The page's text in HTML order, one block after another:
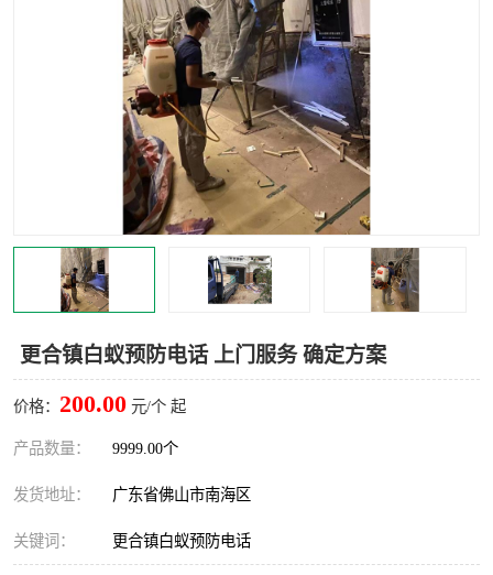
更合镇白蚁预防电话 上门服务 确定方案
价格： 200.00 元/个 起
产品数量： 9999.00个
发货地址： 广东省佛山市南海区
关键词： 更合镇白蚁预防电话
佛山除四害公司 灭鼠
消杀
灭跳蚤
灭蟑螂
果蝇防治
害虫防治 灭杀害虫